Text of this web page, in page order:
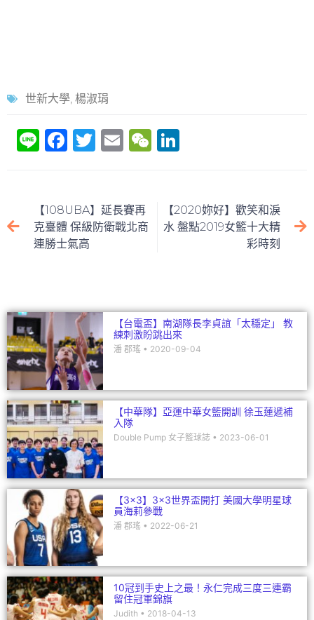
世新大學 楊淑琄
Li F
e
b
o
T
er
E
l
W
at
e
dI
【108UBA】延長賽再
克臺體 保級防衛戰北商
連勝士氣高
【2020妳好】歡笑和淚
水 盤點2019女籃十大精
彩時刻
【台電盃】南湖隊長李貞誼「太穩定」 教
練刺激盼跳出來
潘 郡瑤 2020-09-04
【中華隊】亞運中華女籃開訓 徐玉蓮遞補
入隊
Double Pump 女子籃球誌 2023-06-01
【3×3】3×3世界盃開打 美國大學明星球
員海莉參戰
潘 郡瑤 2022-06-21
10冠到手史上之最！永仁完成三度三連霸
留住冠軍錦旗
Judith 2018-04-13